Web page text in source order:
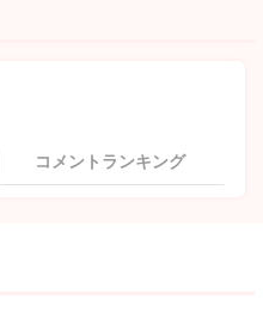
コメントランキング